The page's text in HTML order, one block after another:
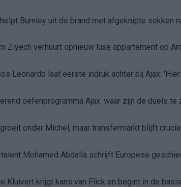
Burnley uit de brand met afgeknipte sokken
Ziyech verhuurt opnieuw luxe appartement op
Leonardo laat eerste indruk achter bij Ajax:
oefenprogramma Ajax: waar zijn de duels te
onder Míchel, maar transfermarkt blijft
talent Mohamed Abdalla schrijft Europese
Kluivert krijgt kans van Flick en begint in de